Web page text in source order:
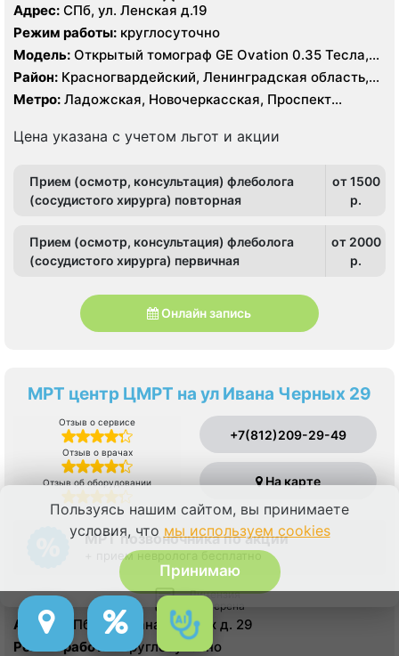
Адрес: СПб, ул. Ленская д.19
Режим работы: круглосуточно
Модель: Открытый томограф GE Ovation 0.35 Тесла,
УЗИ
Район: Красногвардейский, Ленинградская область,
Невский
Метро: Ладожская, Новочеркасская, Проспект
Цена указана с учетом льгот и акции
Прием (осмотр, консультация) флеболога
(сосудистого хирурга) повторная
от 1500
p.
Прием (осмотр, консультация) флеболога
(сосудистого хирурга) первичная
от 2000
p.
Онлайн запись
МРТ центр ЦМРТ на ул Ивана Черных 29
Отзыв о сервисе
Отзыв о врачах
Отзыв об оборудовании
+7(812)209-29-49
На карте
МРТ позвоночника по акции
+ прием невролога бесплатно
Лицензия
проверена
Адрес:
СПб, ул. Ивана Черных д. 29
Режим работы:
Круглосуточно
Пользуясь нашим сайтом, вы принимаете
условия, что мы используем cookies
Принимаю